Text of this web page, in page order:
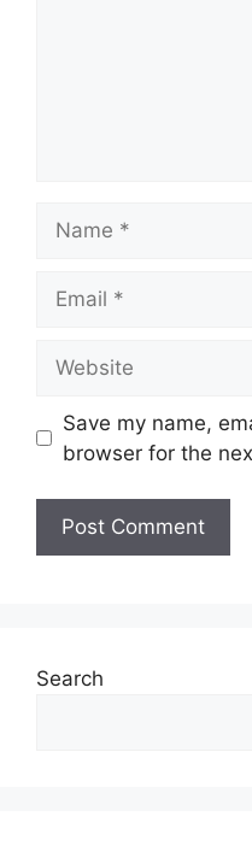
Save my name,
browser for the
Search